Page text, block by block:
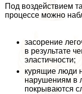
Под воздействием
процессе можно
засорение
в результате
эластичности;
курящие люди
нарушениям в
покрываются